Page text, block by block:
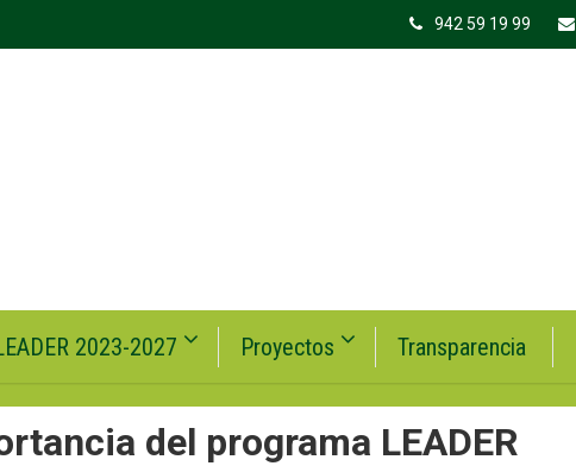
942 59 19 99
2023-2027 Proyectos Transparencia
del programa LEADER